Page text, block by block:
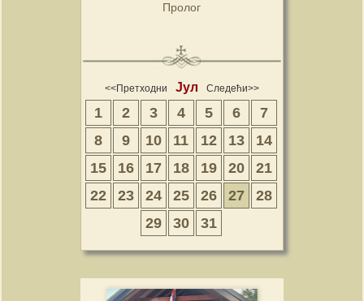
Пролог
<<Претходни Јул Следећи>>
1 2 3 4 5 6
7
8
9 10 11 12 13
14
15
16 17 18 19 20
21
22
23 24 25 26 27
28
29
30 31